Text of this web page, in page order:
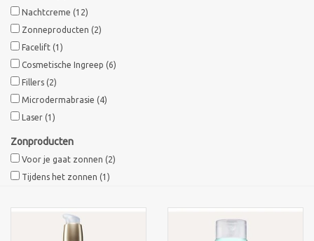
Nachtcreme (12)
Zonneproducten (2)
Facelift (1)
Cosmetische Ingreep (6)
Fillers (2)
Microdermabrasie (4)
Laser (1)
Zonproducten
Voor je gaat zonnen (2)
Tijdens het zonnen (1)